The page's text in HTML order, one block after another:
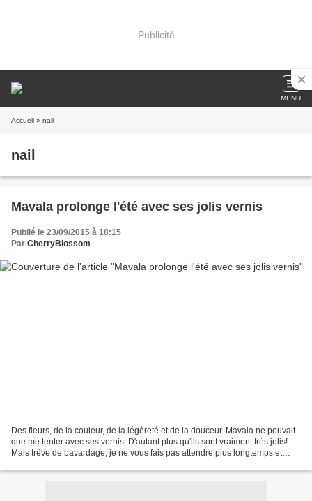
Publicité
MENU
Accueil » nail
nail
Mavala prolonge l'été avec ses jolis vernis
Publié le 23/09/2015 à 18:15
Par CherryBlossom
Des fleurs, de la couleur, de la légèreté et de la douceur. Mavala ne pouvait
que me tenter avec ses vernis. D'autant plus qu'ils sont vraiment très jolis!
Mais trêve de bavardage, je ne vous fais pas attendre plus longtemps et